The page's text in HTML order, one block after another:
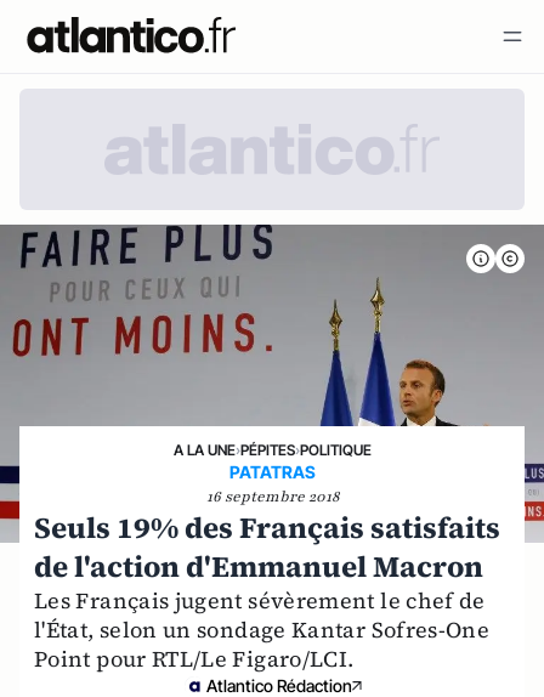
A LA UNE›PÉPITES›POLITIQUE
PATATRAS
16 septembre 2018
Seuls 19% des Français satisfaits
de l'action d'Emmanuel Macron
Les Français jugent sévèrement le chef de
l'État, selon un sondage Kantar Sofres-One
Point pour RTL/Le Figaro/LCI.
Atlantico Rédaction